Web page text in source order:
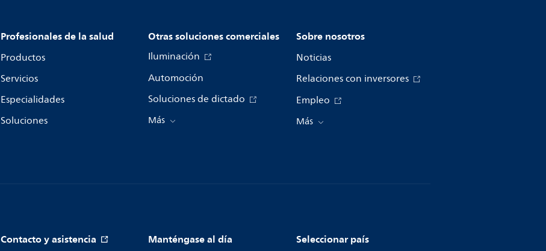
Profesionales de la salud
Productos
Servicios
Especialidades
Soluciones
Otras soluciones comerciales
Iluminación
Automoción
Soluciones de dictado
Más
Sobre nosotros
Noticias
Relaciones con inversores
Empleo
Más
Contacto y asistencia Manténgase al día Seleccionar país